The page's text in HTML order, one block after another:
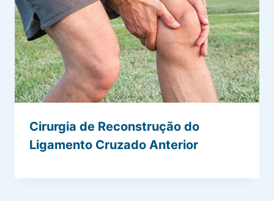
Cirurgia de Reconstrução do
Ligamento Cruzado Anterior